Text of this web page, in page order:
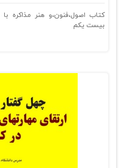
کتاب اصول،فنون،و هنر مذاکره
بیست یکم